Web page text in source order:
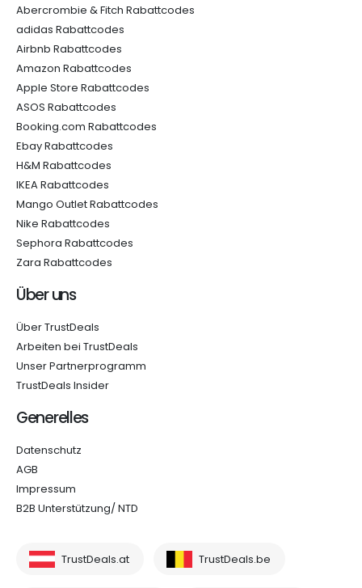
Abercrombie & Fitch Rabattcodes
adidas Rabattcodes
Airbnb Rabattcodes
Amazon Rabattcodes
Apple Store Rabattcodes
ASOS Rabattcodes
Booking.com Rabattcodes
Ebay Rabattcodes
H&M Rabattcodes
IKEA Rabattcodes
Mango Outlet Rabattcodes
Nike Rabattcodes
Sephora Rabattcodes
Zara Rabattcodes
Über uns
Über TrustDeals
Arbeiten bei TrustDeals
Unser Partnerprogramm
TrustDeals Insider
Generelles
Datenschutz
AGB
Impressum
B2B Unterstützung/ NTD
TrustDeals.at TrustDeals.be